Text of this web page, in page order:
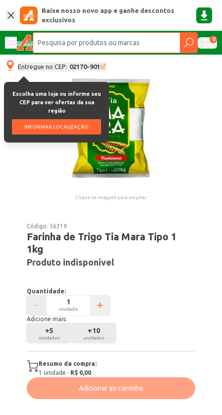
Baixe nosso novo app e ganhe descontos
exclusivos
0
Entregue no CEP: 02170-901
Escolha uma loja ou informe seu
CEP para ver ofertas da sua
região
INFORMAR LOCALIZAÇÃO
Clique na imagem para ampliar.
Código: 56319
Farinha de Trigo Tia Mara Tipo 1
1kg
Produto indisponível
Quantidade:
unidade
Adicione mais:
+5
unidades
+10
unidades
Resumo da compra:
1 unidade · R$ 0,00
Adicionar ao carrinho